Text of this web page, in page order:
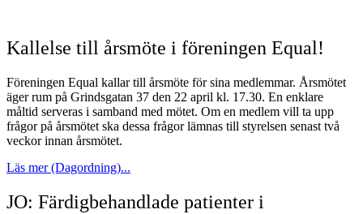
Kallelse till årsmöte i föreningen Equal!
Föreningen Equal kallar till årsmöte för sina medlemmar. Årsmötet
äger rum på Grindsgatan 37 den 22 april kl. 17.30. En enklare
måltid serveras i samband med mötet. Om en medlem vill ta upp
frågor på årsmötet ska dessa frågor lämnas till styrelsen senast två
veckor innan årsmötet.
Läs mer (Dagordning)...
JO: Färdigbehandlade patienter i